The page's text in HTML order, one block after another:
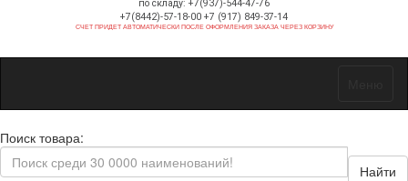
по складу: +7(937)-544-47-76
+7(8442)-57-18-00 +7 (917) 849-37-14
СЧЕТ ПРИДЕТ АВТОМАТИЧЕСКИ ПОСЛЕ ОФОРМЛЕНИЯ ЗАКАЗА ЧЕРЕЗ КОРЗИНУ
Поиск товара:
Найти